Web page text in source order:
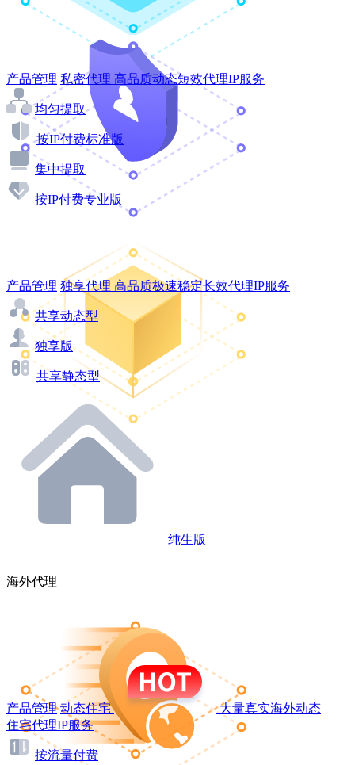
产品管理 私密代理 高品质动态短效代理IP服务
均匀提取
按IP付费标准版
集中提取
按IP付费专业版
产品管理 独享代理 高品质极速稳定长效代理IP服务
共享动态型
独享版
共享静态型
纯生版
海外代理
产品管理 动态住宅
大量真实海外动态
住宅代理IP服务
按流量付费